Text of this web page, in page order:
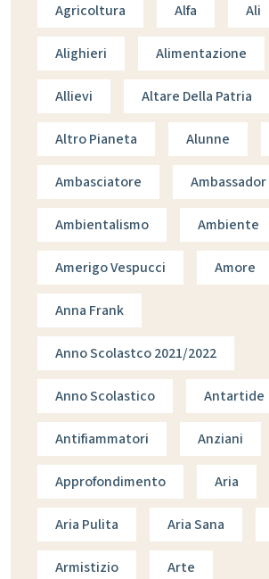
Agricoltura Alfa Ali
Alighieri Alimentazione
Allievi Altare Della Patria
Altro Pianeta Alunne
Ambasciatore Ambassador
Ambientalismo Ambiente
Amerigo Vespucci Amore
Anna Frank
Anno Scolastco 2021/2022
Anno Scolastico Antartide
Antifiammatori Anziani
Approfondimento Aria
Aria Pulita Aria Sana
Armistizio Arte